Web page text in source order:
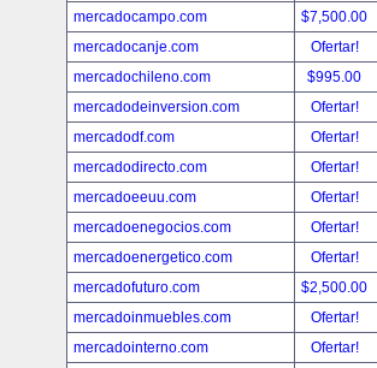
mercadocampo.com
$7,500.00
mercadocanje.com
Ofertar!
mercadochileno.com
$995.00
mercadodeinversion.com
Ofertar!
mercadodf.com
Ofertar!
mercadodirecto.com
Ofertar!
mercadoeeuu.com
Ofertar!
mercadoenegocios.com
Ofertar!
mercadoenergetico.com
Ofertar!
mercadofuturo.com
$2,500.00
mercadoinmuebles.com
Ofertar!
mercadointerno.com
Ofertar!